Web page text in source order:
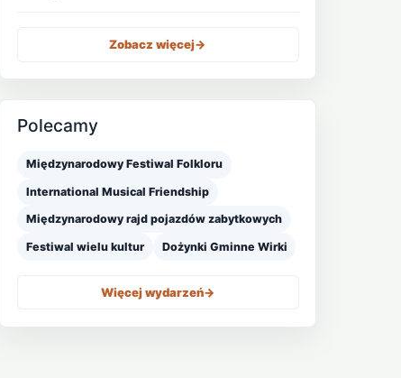
Zobacz więcej->
Polecamy
Międzynarodowy Festiwal Folkloru
International Musical Friendship
Międzynarodowy rajd pojazdów zabytkowych
Festiwal wielu kultur Dożynki Gminne Wirki
Więcej wydarzeń->